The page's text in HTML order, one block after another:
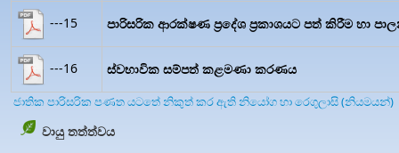
---15 පාරිසරික ආරක්ෂණ ප්‍රදේශ ප්‍රකාශයට පත් කිරීම හා
---16 ස්වභාවික සම්පත් කළමණා කරණය
ජාතික පාරිසරික පණත යටතේ නිකුත් කර ඇති නියෝග හා රෙගුලාසි (නියමයන්)
වායු තත්ත්වය